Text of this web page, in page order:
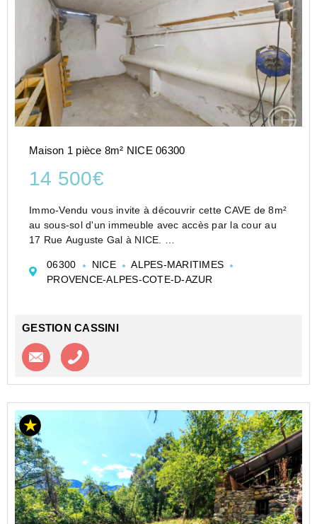
Maison 1 pièce 8m² NICE 06300
14 500€
Immo-Vendu vous invite à découvrir cette CAVE de 8m²
au sous-sol d'un immeuble avec accès par la cour au
17 Rue Auguste Gal à NICE.
Consultez la visite virtuelle sur notre site !
Pas de charges | Pas de foncier.
06300 NICE
ALPES-MARITIMES
PROVENCE-ALPES-COTE-D-AZUR
GESTION CASSINI
Contacter l'agence